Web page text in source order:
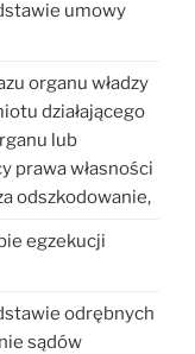
umowy
organu władzy
działającego
lub
prawa własności
odszkodowanie,
egzekucji
odrębnych
sądów